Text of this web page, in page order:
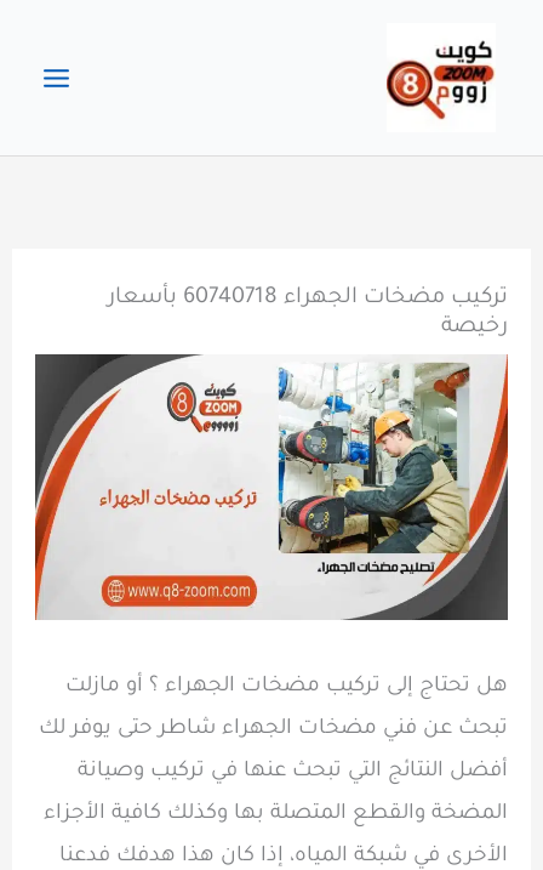
المحتوى
تركيب مضخات الجهراء 60740718 بأسعار
رخيصة
هل تحتاج إلى تركيب مضخات الجهراء ؟ أو مازلت
تبحث عن فني مضخات الجهراء شاطر حتى يوفر لك
أفضل النتائج التي تبحث عنها في تركيب وصيانة
المضخة والقطع المتصلة بها وكذلك كافية الأجزاء
الأخرى في شبكة المياه، إذا كان هذا هدفك فدعنا